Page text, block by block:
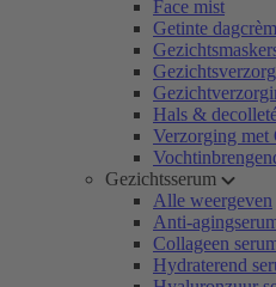
Face mist
Getinte
Hals &
Verzorging met
Gezichtsserum
Alle weergeven
Anti-
Collageen
Hydraterend